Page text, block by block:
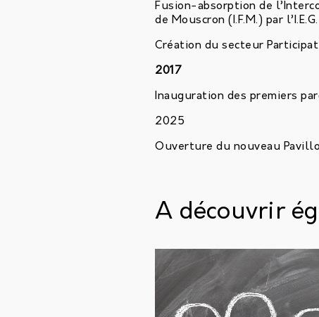
Fusion-absorption de
de Mouscron (I.F.M.) par l’I.E.G.
Création du secteur
2017
Inauguration des premiers
2025
Ouverture du nouveau
A découvrir